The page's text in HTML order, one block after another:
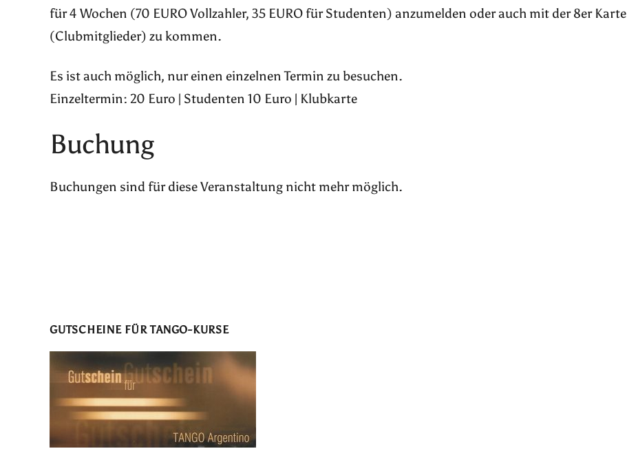
für 4 Wochen (70 EURO Vollzahler, 35 EURO für Studenten) anzumelden oder auch mit der 8er Karte
(Clubmitglieder) zu kommen.
Es ist auch möglich, nur einen einzelnen Termin zu besuchen.
Einzeltermin: 20 Euro | Studenten 10 Euro | Klubkarte
Buchung
Buchungen sind für diese Veranstaltung nicht mehr möglich.
GUTSCHEINE FÜR TANGO-KURSE